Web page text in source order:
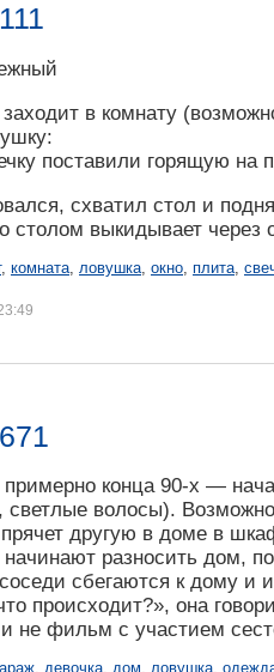
в комнату
поставили горящую на
схватил стол и
столом выкидывает через
, комната ловушка окно плита
конца 90-х —
светлые волосы).
другую в доме в
разносить дом,
сбегаются к дому и
происходит?», она
не фильм с участием
, девочка, дом, ловушка,